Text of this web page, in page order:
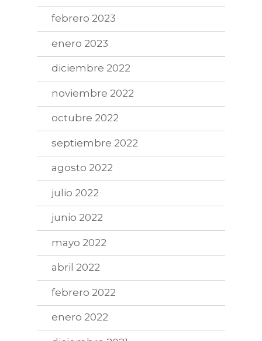
febrero 2023
enero 2023
diciembre 2022
noviembre 2022
octubre 2022
septiembre 2022
agosto 2022
julio 2022
junio 2022
mayo 2022
abril 2022
febrero 2022
enero 2022